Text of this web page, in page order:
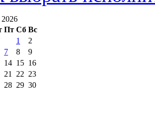
Пт Сб Вс
1
2
7 8
9
14 15 16
21 22 23
28 29 30